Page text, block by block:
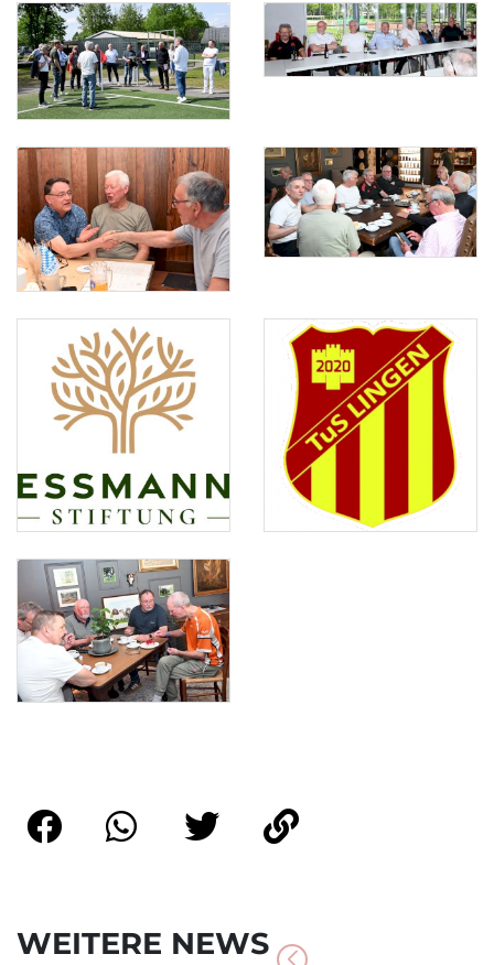
WEITERE NEWS